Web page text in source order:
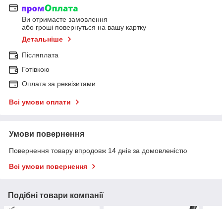
Ви отримаєте замовлення
або гроші повернуться на вашу картку
Детальніше
Післяплата
Готівкою
Оплата за реквізитами
Всі умови оплати
Умови повернення
Повернення товару впродовж 14 днів за домовленістю
Всі умови повернення
Подібні товари компанії